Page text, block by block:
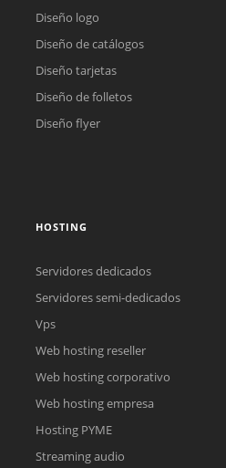
online
la reunión online.
Cotización
Online
fuera de línea. Complete el formulario
Diseño logo
Diseño de catálogos
Diseño tarjetas
Diseño de folletos
Diseño flyer
HOSTING
Servidores dedicados
Servidores semi-dedicados
Vps
Web hosting reseller
Web hosting corporativo
Web hosting empresa
Hosting PYME
Streaming audio